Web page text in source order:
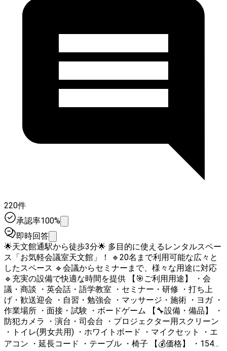
220件
承認率100%
即時回答
🌟天文館通駅から徒歩3分🌟 多目的に使えるレンタルスペー
ス「お気軽会議室天文館」！ 🔹20名まで利用可能な広々と
したスペース 🔹会議からセミナーまで、様々な用途に対応
🔹充実の設備で快適な時間を提供 【🎯ご利用用途】 ・会
議・商談 ・英会話・語学教室 ・セミナー・研修 ・打ち上
げ・歓送迎会 ・自習・勉強会 ・マッサージ・施術 ・ヨガ ・
作業場所 ・面接・試験 ・ボードゲーム 【🔧設備・備品】 ・
防犯カメラ ・演台・司会台 ・プロジェクター用スクリーン
・トイレ(男女共用) ・ホワイトボード ・マイクセット ・エ
アコン ・延長コード ・テーブル ・椅子 【💰価格】 ・1540